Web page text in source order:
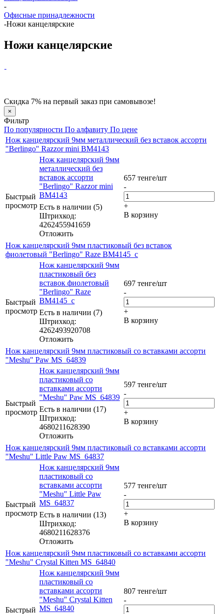
-
Офисные принадлежности
-Ножи канцелярские
Ножи канцелярские
Скидка 7% на первый заказ при самовывозе!
×
Фильтр
По популярности По алфавиту По цене
Нож канцелярский 9мм металлический без вставок ассорти
"Berlingo" Razzor mini BM4143
Быстрый
просмотр
Нож канцелярский 9мм
металлический без
вставок ассорти
"Berlingo" Razzor mini
BM4143
Есть в наличии (5)
Штрихкод:
4262455941659
Отложить
657 тенге/шт
-
+
В корзину
Нож канцелярский 9мм пластиковый без вставок
фиолетовый "Berlingo" Raze BM4145_c
Быстрый
просмотр
Нож канцелярский 9мм
пластиковый без
вставок фиолетовый
"Berlingo" Raze
BM4145_c
Есть в наличии (7)
Штрихкод:
4262493920708
Отложить
697 тенге/шт
-
+
В корзину
Нож канцелярский 9мм пластиковый со вставками ассорти
"Meshu" Paw MS_64839
Быстрый
просмотр
Нож канцелярский 9мм
пластиковый со
вставками ассорти
"Meshu" Paw MS_64839
Есть в наличии (17)
Штрихкод:
4680211628390
Отложить
597 тенге/шт
-
+
В корзину
Нож канцелярский 9мм пластиковый со вставками ассорти
"Meshu" Little Paw MS_64837
Быстрый
просмотр
Нож канцелярский 9мм
пластиковый со
вставками ассорти
"Meshu" Little Paw
MS_64837
Есть в наличии (13)
Штрихкод:
4680211628376
Отложить
577 тенге/шт
-
+
В корзину
Нож канцелярский 9мм пластиковый со вставками ассорти
"Meshu" Crystal Kitten MS_64840
Быстрый
Нож канцелярский 9мм
пластиковый со
вставками ассорти
"Meshu" Crystal Kitten
MS_64840
807 тенге/шт
-